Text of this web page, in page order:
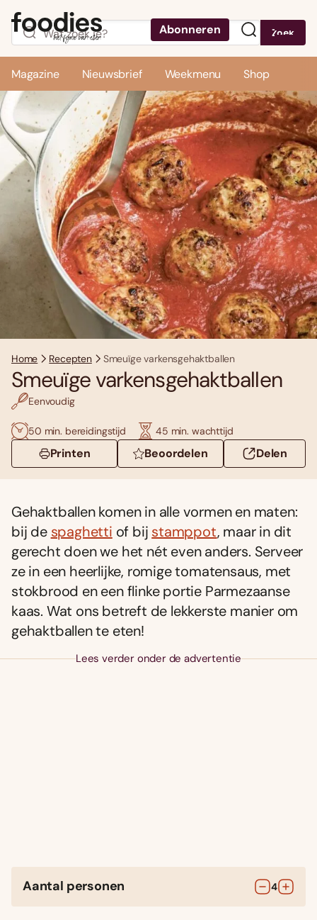
Abonneren Zoek
Magazine Nieuwsbrief Weekmenu Shop
Home Recepten Smeuïge varkensgehaktballen
Smeuïge varkensgehaktballen
Eenvoudig
50 min. bereidingstijd 45 min. wachttijd
Printen Beoordelen Delen
Gehaktballen komen in alle vormen en maten:
bij de spaghetti of bij stamppot, maar in dit
gerecht doen we het nét even anders. Serveer
ze in een heerlijke, romige tomatensaus, met
stokbrood en een flinke portie Parmezaanse
kaas. Wat ons betreft de lekkerste manier om
gehaktballen te eten!
Lees verder onder de advertentie
Aantal personen 4